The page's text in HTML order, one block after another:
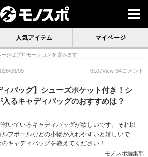
人気アイテム マイページ
ージはプロモーションを含みます
08/09 6107View 34コメント
ィバッグ】シューズポケット付き！シ
入るキャディバッグのおすすめは？
いているキャディバッグが欲しいです。それ以
フボールなどの小物が入れやすいと嬉しいで
キャディバッグを教えてください！
モノスポ編集部